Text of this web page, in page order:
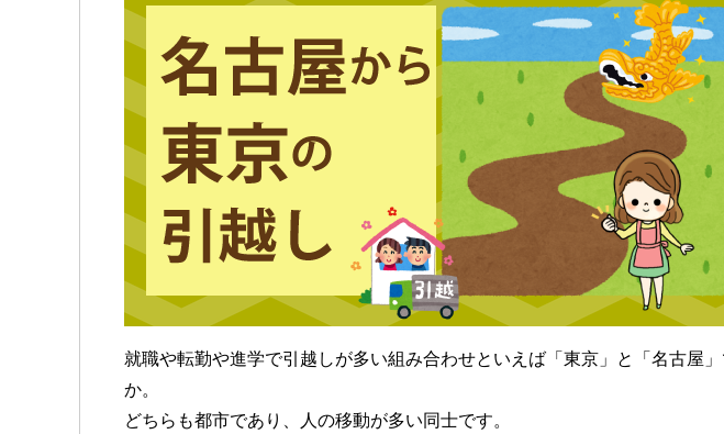
就職や転勤や進学で引越しが多い組み合わせといえば「東京」と「名古屋
か。
どちらも都市であり、人の移動が多い同士です。